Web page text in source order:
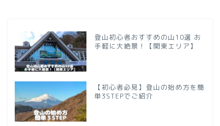
登山初心者おすすめの山10選 お
手軽に大絶景！【関東エリア】
【初心者必見】登山の始め方を簡
単3STEPでご紹介